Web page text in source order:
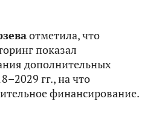
отметила, что
показал
дополнительных
гг., на что
финансирование.